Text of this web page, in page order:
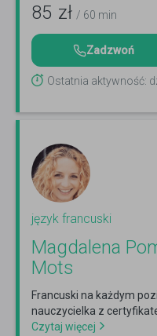
85 zł / 60 min
Zadzwoń
Ostatnia aktywność:
język francuski
Magdalena
Mots
Francuski na każdym
nauczycielka z
Czytaj więcej